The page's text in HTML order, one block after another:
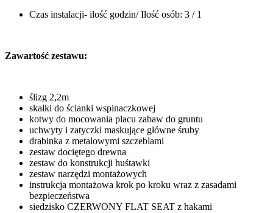
Czas instalacji- ilość godzin/ Ilość osób: 3 / 1
Zawartość zestawu:
ślizg 2,2m
skałki do ścianki wspinaczkowej
kotwy do mocowania placu zabaw do gruntu
uchwyty i zatyczki maskujące główne śruby
drabinka z metalowymi szczeblami
zestaw dociętego drewna
zestaw do konstrukcji huśtawki
zestaw narzędzi montażowych
instrukcja montażowa krok po kroku wraz z zasadami
bezpieczeństwa
siedzisko CZERWONY FLAT SEAT z hakami